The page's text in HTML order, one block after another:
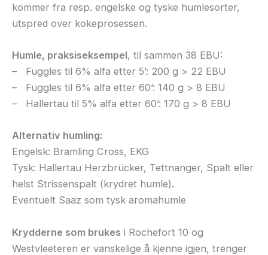
kommer fra resp. engelske og tyske humlesorter,
utspred over kokeprosessen.
Humle, praksiseksempel, til sammen 38 EBU:
– Fuggles til 6% alfa etter 5’: 200 g > 22 EBU
– Fuggles til 6% alfa etter 60’: 140 g > 8 EBU
– Hallertau til 5% alfa etter 60’: 170 g > 8 EBU
Alternativ humling:
Engelsk: Bramling Cross, EKG
Tysk: Hallertau Herzbrücker, Tettnanger, Spalt eller
helst Strissenspalt (krydret humle).
Eventuelt Saaz som tysk aromahumle
Krydderne som brukes i Rochefort 10 og
Westvleeteren er vanskelige å kjenne igjen, trenger